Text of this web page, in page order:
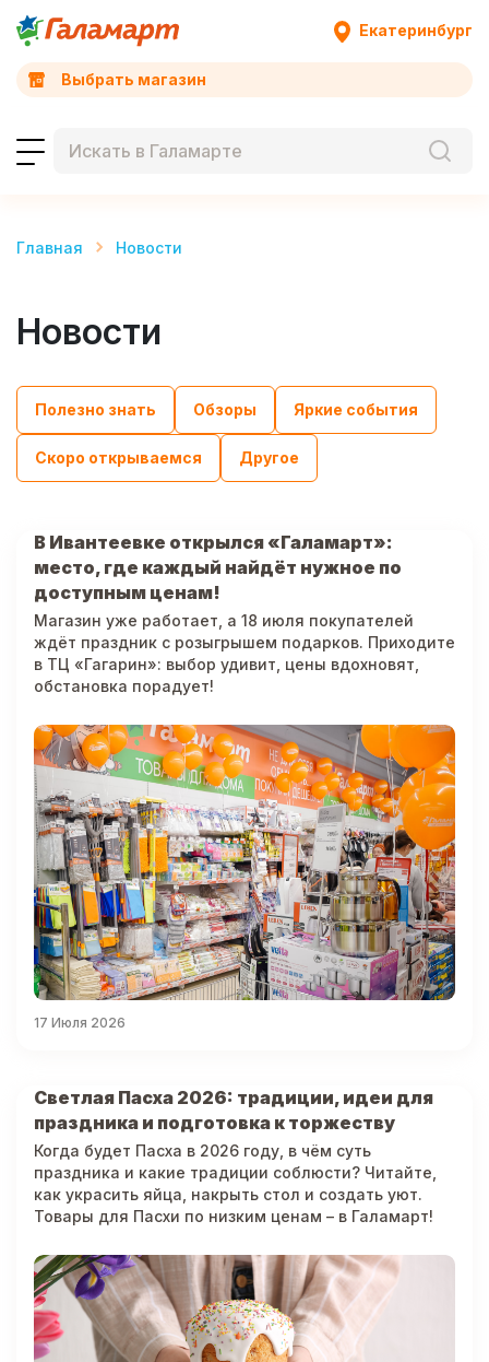
Екатеринбург
Выбрать магазин
Главная Новости
Новости
Полезно знать Обзоры Яркие события
Скоро открываемся Другое
17 Июля 2026
В Ивантеевке открылся «Галамарт»:
место, где каждый найдёт нужное по
доступным ценам!
Магазин уже работает, а 18 июля покупателей
ждёт праздник с розыгрышем подарков. Приходите
в ТЦ «Гагарин»: выбор удивит, цены вдохновят,
обстановка порадует!
Светлая Пасха 2026: традиции, идеи для
праздника и подготовка к торжеству
Когда будет Пасха в 2026 году, в чём суть
праздника и какие традиции соблюсти? Читайте,
как украсить яйца, накрыть стол и создать уют.
Товары для Пасхи по низким ценам – в Галамарт!